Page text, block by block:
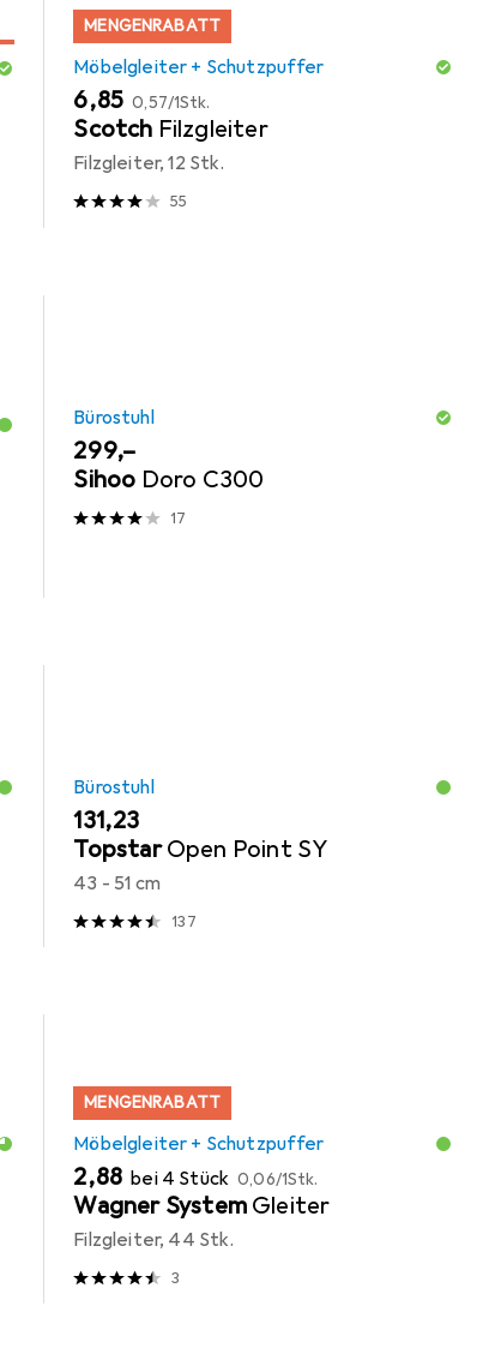
MENGENRABATT
Möbelgleiter + Schutzpuffer
EUR
6,85 EUR
0,57/1Stk.
Scotch Filzgleiter
Filzgleiter, 12 Stk.
55
Bürostuhl
EUR
299,–
Sihoo Doro C300
17
Bürostuhl
EUR
131,23
Topstar Open Point SY
43 - 51 cm
137
MENGENRABATT
Möbelgleiter + Schutzpuffer
EUR
2,88 bei 4 Stück EUR
0,06/1Stk.
Wagner System Gleiter
Filzgleiter, 44 Stk.
3